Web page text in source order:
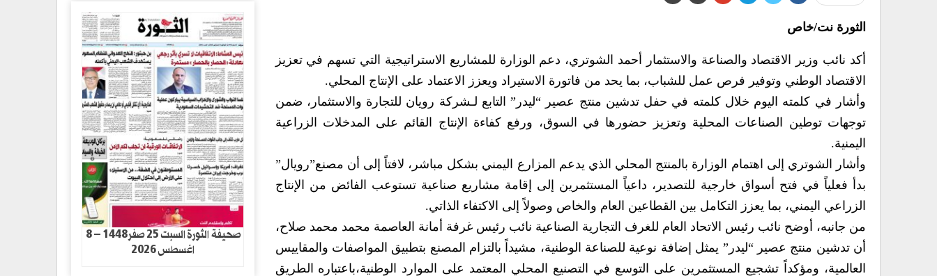
الثورة نت/خاص
أكد نائب وزير الاقتصاد والصناعة والاستثمار أحمد الشوتري، دعم الوزارة للمشاريع الاستراتيجية التي تسهم في تعزيز
الاقتصاد الوطني وتوفير فرص عمل للشباب، بما يحد من فاتورة الاستيراد ويعزز الاعتماد على الإنتاج المحلي.
وأشار في كلمته اليوم خلال كلمته في حفل تدشين منتج عصير “ليدر” التابع لـشركة رويان للتجارة والاستثمار، ضمن
توجهات توطين الصناعات المحلية وتعزيز حضورها في السوق، ورفع كفاءة الإنتاج القائم على المدخلات الزراعية
اليمنية.
وأشار الشوتري إلى اهتمام الوزارة بالمنتج المحلي الذي يدعم المزارع اليمني بشكل مباشر، لافتاً إلى أن مصنع”رويال”
بدأ فعلياً في فتح أسواق خارجية للتصدير، داعياً المستثمرين إلى إقامة مشاريع صناعية تستوعب الفائض من الإنتاج
الزراعي اليمني، بما يعزز التكامل بين القطاعين العام والخاص وصولاً إلى الاكتفاء الذاتي.
من جانبه، أوضح نائب رئيس الاتحاد العام للغرف التجارية الصناعية نائب رئيس غرفة أمانة العاصمة محمد محمد صلاح،
أن تدشين منتج عصير “ليدر” يمثل إضافة نوعية للصناعة الوطنية، مشيداً بالتزام المصنع بتطبيق المواصفات والمقاييس
العالمية، ومؤكداً تشجيع المستثمرين على التوسع في التصنيع المحلي المعتمد على الموارد الوطنية،باعتباره الطريق
صحيفة الثورة السبت 25 صفر1448 – 8
اغسطس 2026